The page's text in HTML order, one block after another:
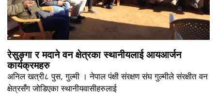
रेसुङ्गा र मदाने वन क्षेत्रका स्थानीयलाई आयआर्जन
कार्यक्रमहरु
अनिल खत्री८ पुस, गुल्मी । नेपाल पंक्षी संरक्षण संघ गुल्मीले संरक्षीत वन
क्षेत्रसँग जोडिएका स्थानीयवासीहरुलाई